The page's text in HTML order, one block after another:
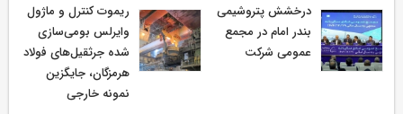
درخشش پتروشیمی
بندر امام در مجمع
عمومی شرکت
ریموت کنترل و ماژول
وایرلس بومی‌سازی
شده جرثقیل‌های فولاد
هرمزگان، جایگزین
نمونه خارجی